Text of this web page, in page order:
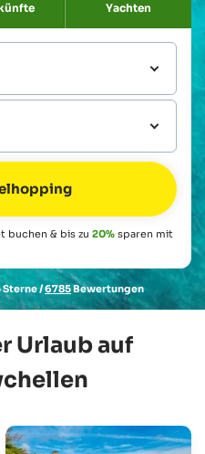
buchen & bis zu 20% sparen mit
Yachten
Sterne /6785 Bewertungen
Urlaub auf